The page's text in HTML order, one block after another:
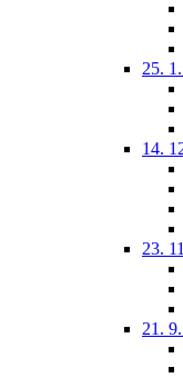
25.
14.
23.
21.